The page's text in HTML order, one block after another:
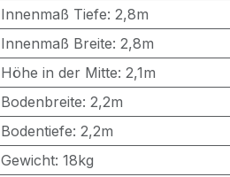
Innenmaß Tiefe: 2,8m
Innenmaß Breite: 2,8m
Höhe in der Mitte: 2,1m
Bodenbreite: 2,2m
Bodentiefe: 2,2m
Gewicht: 18kg